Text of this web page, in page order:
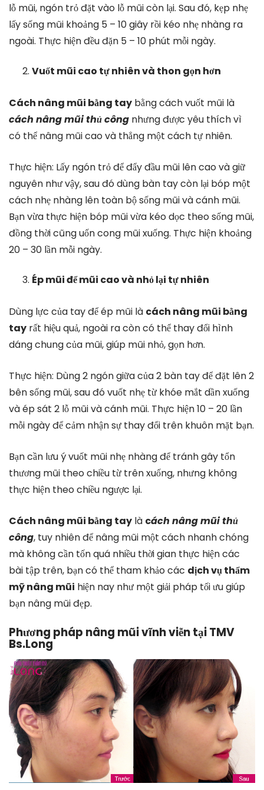
lỗ mũi, ngón trỏ đặt vào lỗ mũi còn lại. Sau đó, kẹp nhẹ
lấy sống mũi khoảng 5 – 10 giây rồi kéo nhẹ nhàng ra
ngoài. Thực hiện đều đặn 5 – 10 phút mỗi ngày.
Vuốt mũi cao tự nhiên và thon gọn hơn
Cách nâng mũi bằng tay bằng cách vuốt mũi là
cách nâng mũi thủ công nhưng được yêu thích vì
có thể nâng mũi cao và thẳng một cách tự nhiên.
Thực hiện: Lấy ngón trỏ để đẩy đầu mũi lên cao và giữ
nguyên như vậy, sau đó dùng bàn tay còn lại bóp một
cách nhẹ nhàng lên toàn bộ sống mũi và cánh mũi.
Bạn vừa thực hiện bóp mũi vừa kéo dọc theo sống mũi,
đồng thời cũng uốn cong mũi xuống. Thực hiện khoảng
20 – 30 lần mỗi ngày.
Ép mũi để mũi cao và nhỏ lại tự nhiên
Dùng lực của tay để ép mũi là cách nâng mũi bằng
tay rất hiệu quả, ngoài ra còn có thể thay đổi hình
dáng chung của mũi, giúp mũi nhỏ, gọn hơn.
Thực hiện: Dùng 2 ngón giữa của 2 bàn tay để đặt lên 2
bên sống mũi, sau đó vuốt nhẹ từ khóe mắt dần xuống
và ép sát 2 lỗ mũi và cánh mũi. Thực hiện 10 – 20 lần
mỗi ngày để cảm nhận sự thay đổi trên khuôn mặt bạn.
Bạn cần lưu ý vuốt mũi nhẹ nhàng để tránh gây tổn
thương mũi theo chiều từ trên xuống, nhưng không
thực hiện theo chiều ngược lại.
Cách nâng mũi bằng tay là cách nâng mũi thủ
công, tuy nhiên để nâng mũi một cách nhanh chóng
mà không cần tốn quá nhiều thời gian thực hiện các
bài tập trên, bạn có thể tham khảo các dịch vụ thẩm
mỹ nâng mũi hiện nay như một giải pháp tối ưu giúp
bạn nâng mũi đẹp.
Phương pháp nâng mũi vĩnh viễn tại TMV
Bs.Long